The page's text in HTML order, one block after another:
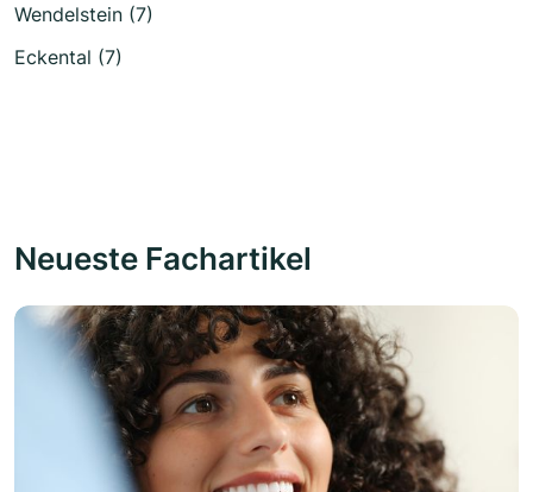
Wendelstein (7)
Eckental (7)
Neueste Fachartikel